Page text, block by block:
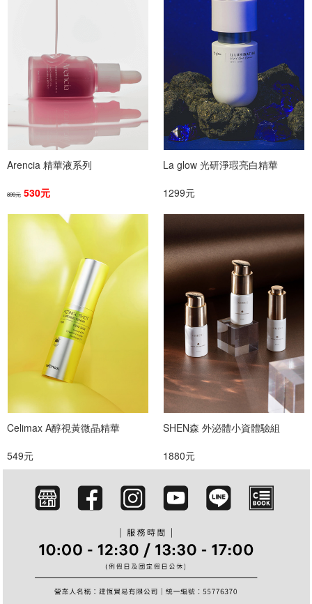
Arencia 精華液系列
899元 530元
La glow 光研淨瑕亮白精華
1299元
Celimax A醇視黃微晶精華
549元
SHEN森 外泌體小資體驗組
1880元